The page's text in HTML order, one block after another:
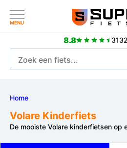
MENU
8.8
Home
Volare Kinderfiets
De mooiste Volare kinderfietsen op